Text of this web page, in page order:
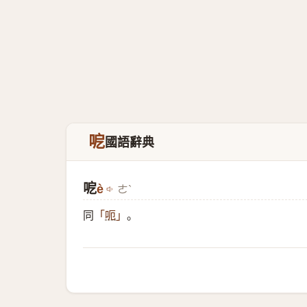
呝國語辭典
呝è ㄜˋ
同 「 呃 」 。